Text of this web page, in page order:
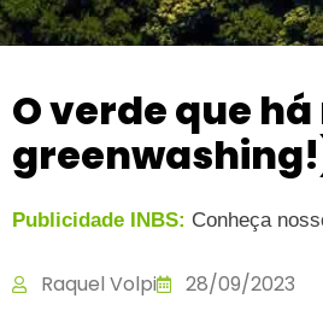
O verde que há
Publicidade INBS: Conheça
Raquel Volpi 28/09/2023